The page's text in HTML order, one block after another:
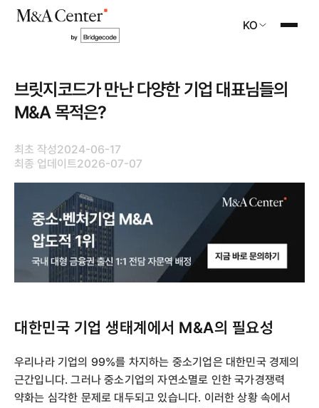
KO
브릿지코드가 만난 다양한 기업 대표님들의
M&A 목적은?
최초 작성2024-06-17
최종 업데이트2026-07-07
대한민국 기업 생태계에서 M&A의 필요성
우리나라 기업의 99%를 차지하는 중소기업은 대한민국 경제의
근간입니다. 그러나 중소기업의 자연소멸로 인한 국가경쟁력
약화는 심각한 문제로 대두되고 있습니다. 이러한 상황 속에서